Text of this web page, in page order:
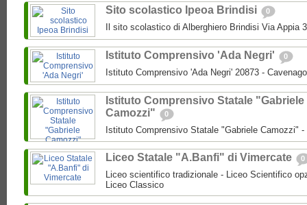
Sito scolastico Ipeoa Brindisi 0
Il sito scolastico di Alberghiero Brindisi Via Appia
Istituto Comprensivo 'Ada Negri' 0
Istituto Comprensivo 'Ada Negri' 20873 -
Istituto Comprensivo Statale "Gabriele
Camozzi"
0
Istituto Comprensivo Statale "Gabriele Camozzi"
Liceo Statale "A.Banfi" di Vimercate 0
Liceo scientifico tradizionale - Liceo Scientifico
Liceo Classico